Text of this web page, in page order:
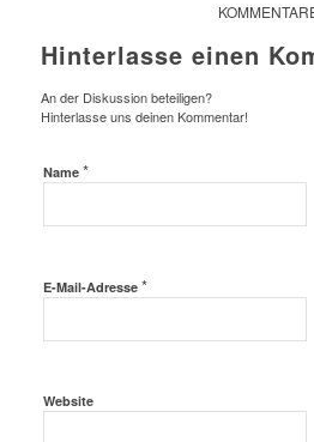
Hinterlasse einen
An der Diskussion beteiligen?
Hinterlasse uns deinen Kommentar!
Name *
E-Mail-Adresse *
Website